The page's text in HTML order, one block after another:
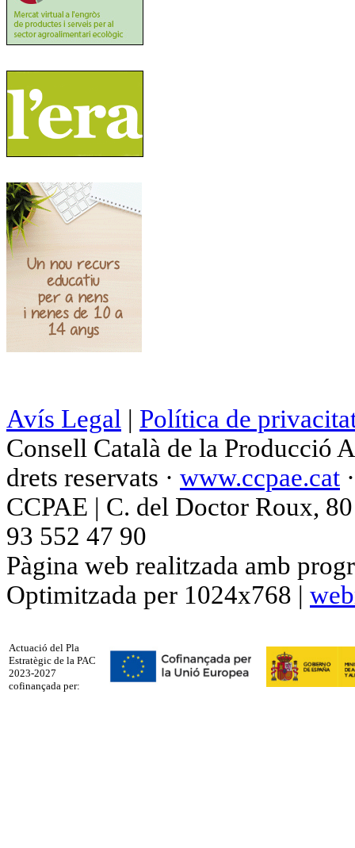
Avís Legal | Política de
Consell Català de la Producció
drets reservats · www.ccpae.cat
CCPAE | C. del Doctor Roux,
93 552 47 90
Pàgina web realitzada amb
Optimitzada per 1024x768 |
Actuació del Pla
Estratègic de la PAC
2023-2027
cofinançada per: